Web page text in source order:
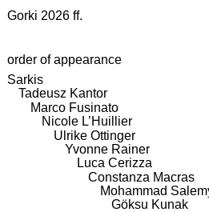
Gorki 2026 ff.
order of appearance
Sarkis
Tadeusz Kantor
Marco Fusinato
Nicole L’Huillier
Ulrike Ottinger
Yvonne Rainer
Luca Cerizza
Constanza Macras
Mohammad
Göksu Kunak